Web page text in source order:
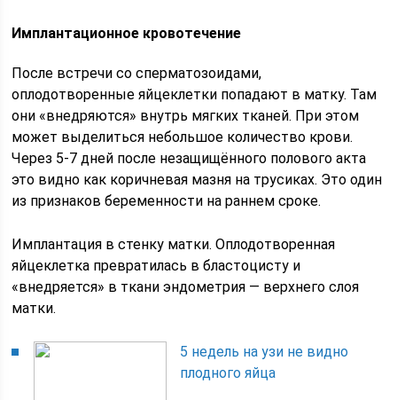
Имплантационное кровотечение
После встречи со сперматозоидами,
оплодотворенные яйцеклетки попадают в матку. Там
они «внедряются» внутрь мягких тканей. При этом
может выделиться небольшое количество крови.
Через 5-7 дней после незащищённого полового акта
это видно как коричневая мазня на трусиках. Это один
из признаков беременности на раннем сроке.
Имплантация в стенку матки. Оплодотворенная
яйцеклетка превратилась в бластоцисту и
«внедряется» в ткани эндометрия — верхнего слоя
матки.
5 недель на узи не видно
плодного яйца